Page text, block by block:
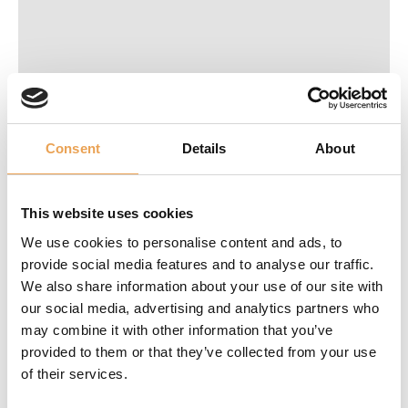
Consent Details About
This website uses cookies
We use cookies to personalise content and ads, to
provide social media features and to analyse our traffic.
We also share information about your use of our site with
our social media, advertising and analytics partners who
may combine it with other information that you’ve
provided to them or that they’ve collected from your use
of their services.
IPI Industrial Print Integration
24.- 25.11.2026
Duesseldorf - Neuss